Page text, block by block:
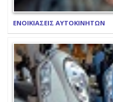
ΕΝΟΙΚΙΑΣΕΙΣ ΑΥΤΟΚΙΝΗΤΩΝ